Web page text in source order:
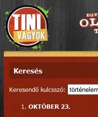
Keresés
Keresendő kulcsszó:
OKTÓBER 23.